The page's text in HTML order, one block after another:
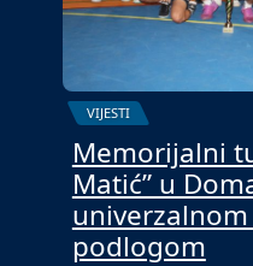
VIJESTI
Memorijalni
Matić” u
podlogom